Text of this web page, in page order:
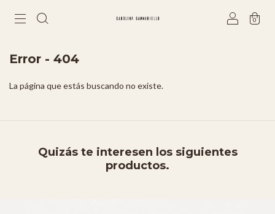
0
Error - 404
La página que estás buscando no existe.
Quizás te interesen los siguientes
productos.